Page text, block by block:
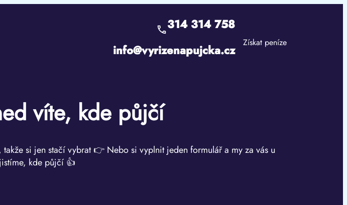
314 314 758
info@vyrizenapujcka.cz
Získat peníze
víte, kde půjčí
si jen stačí vybrat 👉 Nebo si vyplnit jeden formulář a my za vás u
kde půjčí 👍